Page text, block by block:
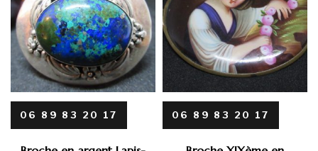
06 89 83 20 17 06 89 83 20 17